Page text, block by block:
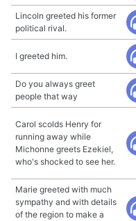
Lincoln greeted his former
political rival.
I greeted him.
Do you always greet
people that way
Carol scolds Henry for
running away while
Michonne greets Ezekiel,
who's shocked to see her.
Marie greeted with much
sympathy and with details
of the region to make a